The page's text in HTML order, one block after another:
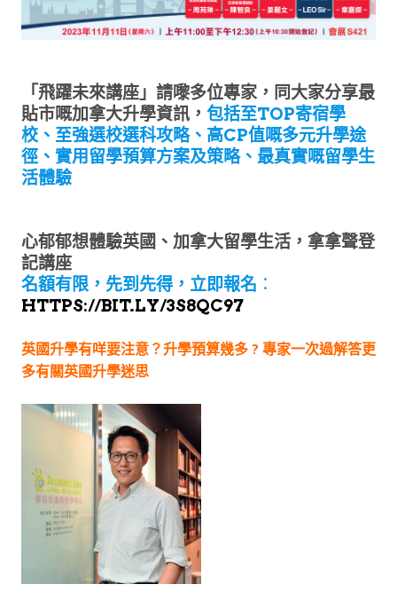
「飛躍未來講座」請嚟多位專家，同大家分享最
貼市嘅加拿大升學資訊， 包括至TOP寄宿學
校、至強選校選科攻略、高CP值嘅多元升學途
徑、實用留學預算方案及策略、最真實嘅留學生
活體驗
心郁郁想體驗英國、加拿大留學生活，拿拿聲登
記講座
名額有限，先到先得，立即報名 ：
HTTPS://BIT.LY/3S8QC97
英國升學有咩要注意？升學預算幾多 ? 專家一次過解答更
多有關英國升學迷思